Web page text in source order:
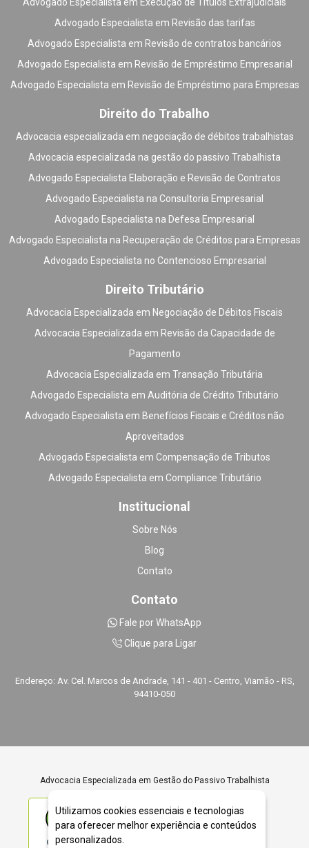
Advogado Especialista em Execução de Títulos Extrajudiciais
Advogado Especialista em Revisão das tarifas
Advogado Especialista em Revisão de contratos bancários
Advogado Especialista em Revisão de Empréstimo Empresarial
Advogado Especialista em Revisão de Empréstimo para Empresas
Direito do Trabalho
Advocacia especializada em negociação de débitos trabalhistas
Advocacia especializada na gestão do passivo Trabalhista
Advogado Especialista Elaboração e Revisão de Contratos
Advogado Especialista na Consultoria Empresarial
Advogado Especialista na Defesa Empresarial
Advogado Especialista na Recuperação de Créditos para Empresas
Advogado Especialista no Contencioso Empresarial
Direito Tributário
Advocacia Especializada em Negociação de Débitos Fiscais
Advocacia Especializada em Revisão da Capacidade de
Pagamento
Advocacia Especializada em Transação Tributária
Advogado Especialista em Auditória de Crédito Tributário
Advogado Especialista em Benefícios Fiscais e Créditos não
Aproveitados
Advogado Especialista em Compensação de Tributos
Advogado Especialista em Compliance Tributário
Institucional
Sobre Nós
Blog
Contato
Contato
Fale por WhatsApp
Clique para Ligar
Endereço: Av. Cel. Marcos de Andrade, 141 - 401 - Centro, Viamão - RS,
94410-050
Advocacia Especializada em Gestão do Passivo Trabalhista
ÓTIMO
Utilizamos cookies essenciais e tecnologias
para oferecer melhor experiência e conteúdos
personalizados.